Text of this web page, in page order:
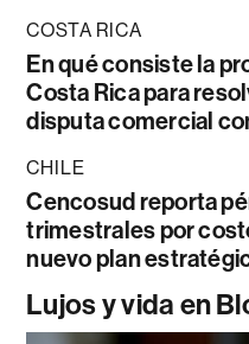
COSTA RICA
En qué consiste la
Costa Rica para
disputa comercial
CHILE
Cencosud reporta
trimestrales por
nuevo plan
Lujos y vida en